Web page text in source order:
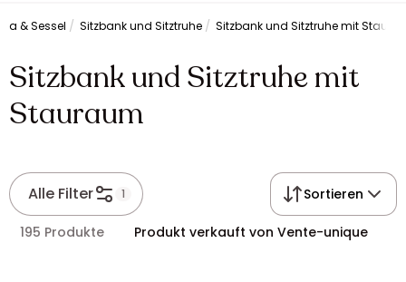
& Sessel Sitzbank und Sitztruhe Sitzbank und Sitztruhe mit
Sitzbank und Sitztruhe mit
Stauraum
Alle Filter 1 Sortieren
195 Produkte Produkt verkauft von Vente-unique